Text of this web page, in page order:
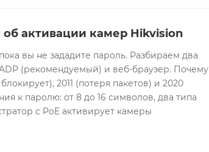
активации камер Hikvision
вы не зададите пароль. Разбираем два
(рекомендуемый) и веб-браузер. Почему
2011 (потеря пакетов) и 2020
к паролю: от 8 до 16 символов, два типа
с PoE активирует камеры